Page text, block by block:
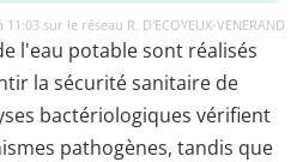
sur le réseau R. D'ECOYEUX-VENERAND
l'eau potable sont réalisés
la sécurité sanitaire de
bactériologiques vérifient
pathogènes, tandis que